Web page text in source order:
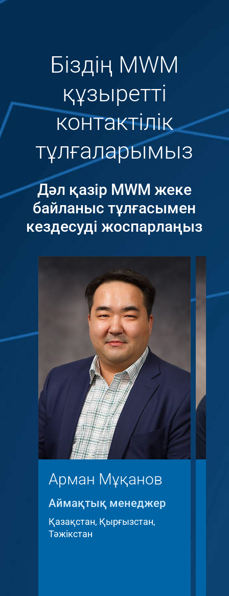
Біздің MWM
құзыретті
контактілік
тұлғаларымыз
Дәл қазір MWM жеке
байланыс тұлғасымен
кездесуді жоспарлаңыз
Арман Мұқанов
Аймақтық менеджер
Қазақстан, Қырғызстан,
Тәжікстан